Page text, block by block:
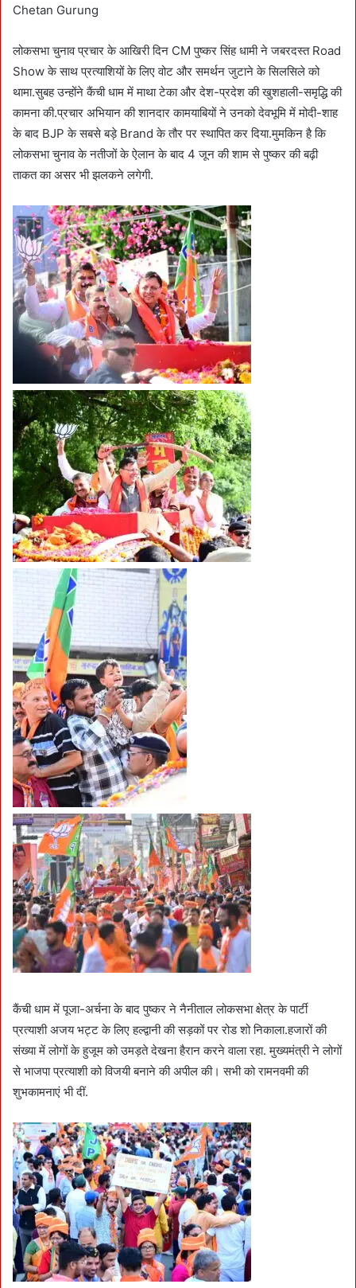
Chetan Gurung
लोकसभा चुनाव प्रचार के आखिरी दिन CM पुष्कर सिंह धामी ने जबरदस्त Road
Show के साथ प्रत्याशियों के लिए वोट और समर्थन जुटाने के सिलसिले को
थामा.सुबह उन्होंने कैंची धाम में माथा टेका और देश-प्रदेश की खुशहाली-समृद्धि की
कामना की.प्रचार अभियान की शानदार कामयाबियों ने उनको देवभूमि में मोदी-शाह
के बाद BJP के सबसे बड़े Brand के तौर पर स्थापित कर दिया.मुमकिन है कि
लोकसभा चुनाव के नतीजों के ऐलान के बाद 4 जून की शाम से पुष्कर की बढ़ी
ताकत का असर भी झलकने लगेगी.
कैंची धाम में पूजा-अर्चना के बाद पुष्कर ने नैनीताल लोकसभा क्षेत्र के पार्टी
प्रत्याशी अजय भट्ट के लिए हल्द्वानी की सड़कों पर रोड शो निकाला.हजारों की
संख्या में लोगों के हुजूम को उमड़ते देखना हैरान करने वाला रहा. मुख्यमंत्री ने लोगों
से भाजपा प्रत्याशी को विजयी बनाने की अपील की। सभी को रामनवमी की
शुभकामनाएं भी दीं.